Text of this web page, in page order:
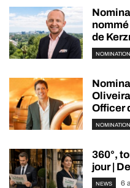
de
Officer
360°,
jour |
NEWS 6